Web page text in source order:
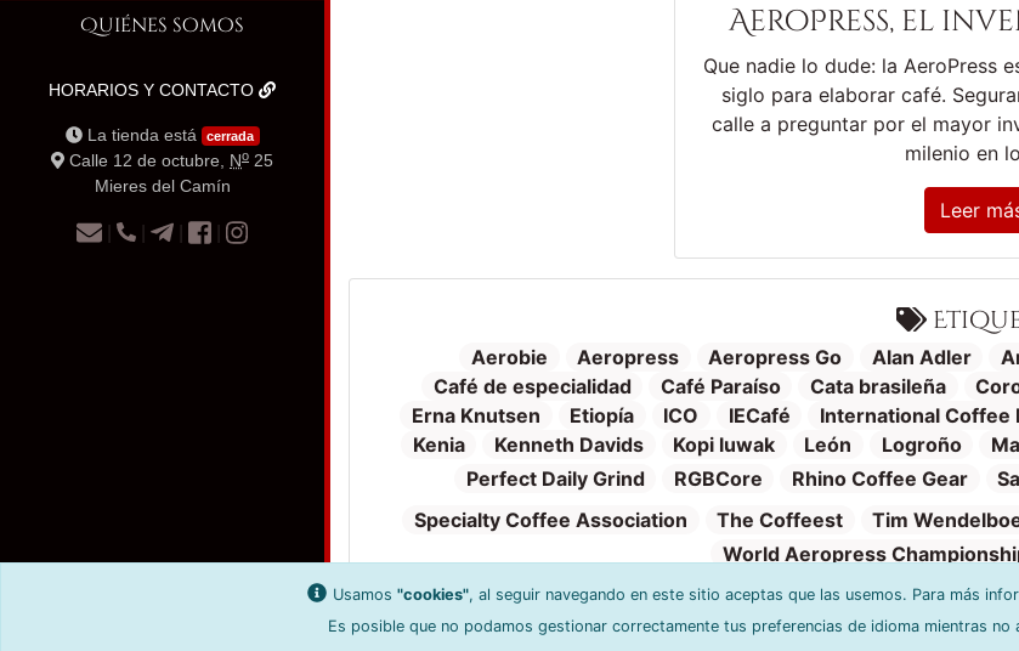
Quiénes somos
HORARIOS Y CONTACTO
La tienda está cerrada
Calle 12 de octubre, No 25
Mieres del Camín
| | |
AeroPress, el
Que nadie lo dude: la AeroPress
siglo para elaborar café.
calle a preguntar por el mayor
milenio en
Leer
Aerobie Aeropress Aeropress Go Alan Adler
Café de especialidad
Café Paraíso Cata brasileña
Erna Knutsen
Etiopía ICO IECafé International Coffee
Kenia
Kenneth Davids Kopi luwak León Logroño
Perfect Daily Grind
RGBCore Rhino Coffee Gear
Specialty Coffee Association
The Coffeest Tim
World Aeropress
Política de privacidad Cŕeditos y software
Usamos "cookies", al seguir navegando en este sitio aceptas que las usemos. Para más
Es posible que no podamos gestionar correctamente tus preferencias de idioma mientras no